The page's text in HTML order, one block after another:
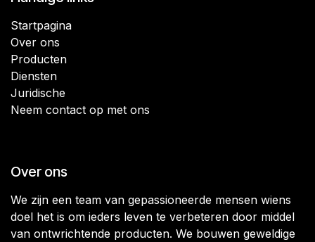
Startpagina
Over ons
Producten
Diensten
Juridische
Neem contact op met ons
Over ons
We zijn een team van gepassioneerde mensen wiens
doel het is om ieders leven te verbeteren door middel
van ontwrichtende producten. We bouwen geweldige